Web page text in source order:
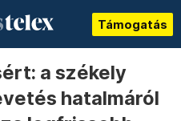
Támogatás
a székely
hatalmáról